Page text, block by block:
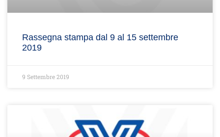
Rassegna stampa dal 9 al 15 settembre
2019
9 Settembre 2019